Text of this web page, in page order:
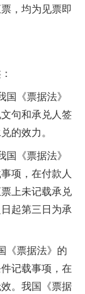
，均为见票即
《票据法》
句和承兑人签
的效力。
《票据法》
项，在付款人
上未记载承兑
起第三日为承
票据法》的
记载事项，在
。我国《票据